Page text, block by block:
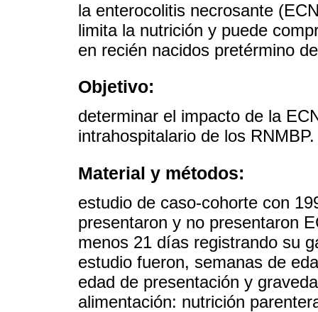
la enterocolitis necrosante
limita la nutrición y puede
en recién nacidos pretérmino
Objetivo:
determinar el impacto de la
intrahospitalario de los RNMBP.
Material y métodos:
estudio de caso-cohorte con
presentaron y no presentaron
menos 21 días registrando su
estudio fueron, semanas de
edad de presentación y
alimentación: nutrición